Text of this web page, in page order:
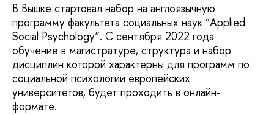
В Вышке стартовал набор на англоязычную
программу факультета социальных наук “Applied
Social Psychology”. С сентября 2022 года
обучение в магистратуре, структура и набор
дисциплин которой характерны для программ по
социальной психологии европейских
университетов, будет проходить в онлайн-
формате.